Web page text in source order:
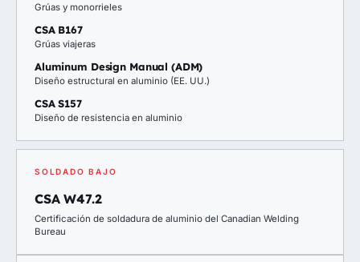
Grúas y monorrieles
CSA B167
Grúas viajeras
Aluminum Design Manual (ADM)
Diseño estructural en aluminio (EE. UU.)
CSA S157
Diseño de resistencia en aluminio
SOLDADO BAJO
CSA W47.2
Certificación de soldadura de aluminio del Canadian Welding
Bureau